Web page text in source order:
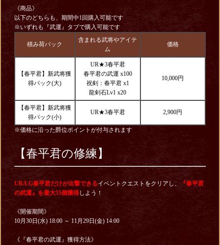
《商品》
以下のどちらも、期間中1回購入可能です
※いずれも『武運』タブで購入可能です
積み荷パック
含まれる武将やアイテ
ム
価格
【春平君】新武将獲
得パック(大)
UR★3春平君
春平君の武運 x100
祝剣：春平君 x1
龍剣石Lv1 x20
10,000円
【春平君】新武将獲
得パック(小)
UR★3春平君 2,900円
※価格に沿った爵位ポイントが付与されます
【春平君の修練】
UR/LG春平君だけが出撃できるイベントクエストをクリアし、 『春平君
の武運』を最大55個獲得しよう！
《開催期間》
10月30日(水) 18:00 ～ 11月29日(金) 14:00
《『春平君の武運』獲得方法》